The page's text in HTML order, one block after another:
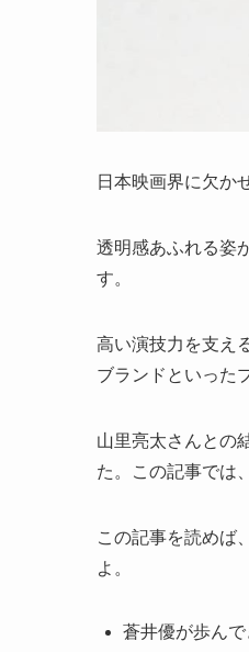
日本映画界に欠か
透明感あふれる姿
す。
高い演技力を支え
ブランドといった
山里亮太さんとの
た。この記事では
この記事を読めば
よ。
蒼井優が歩ん